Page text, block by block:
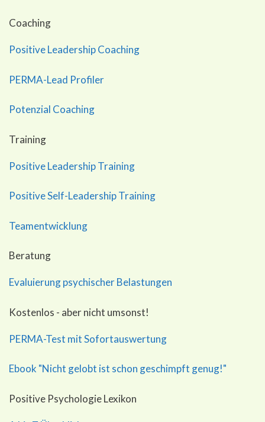
Coaching
Positive Leadership Coaching
PERMA-Lead Profiler
Potenzial Coaching
Training
Positive Leadership Training
Positive Self-Leadership Training
Teamentwicklung
Beratung
Evaluierung psychischer Belastungen
Kostenlos - aber nicht umsonst!
PERMA-Test mit Sofortauswertung
Ebook "Nicht gelobt ist schon geschimpft genug!"
Positive Psychologie Lexikon